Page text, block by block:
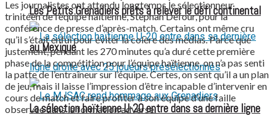
Les Petits Grenadiers prêts à relever le défi continental
au Mexique
La sélection haïtienne U-20 entre dans sa dernière ligne
Les journalistes ont attendu longtemps le sélectionneur
trinitéen de l’équipe haïtienne, Stephan Defour, pour la
conférence de presse d’après-match. Certains ont même cru
qu’il s’était enfui pour éviter la colère des médias. Parce que
justement, pendant les 270 minutes qu’a duré cette première
phase de la compétition pour l’équipe haïtienne, on n’a pas senti
la patte de l’entraîneur sur l’équipe. Certes, on sent qu’il a un plan
de jeu, mais il laisse l’impression d’être incapable d’intervenir en
cours de match et faire profiter à son équipe d’une faille
observée dans la formation adverse.